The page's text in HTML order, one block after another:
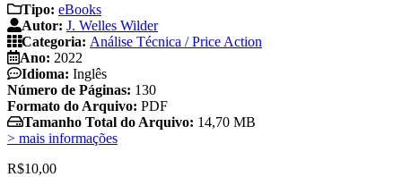
Tipo: eBooks
Autor: J. Welles Wilder
Categoria: Análise Técnica / Price Action
Ano: 2022
Idioma: Inglês
Número de Páginas: 130
Formato do Arquivo: PDF
Tamanho Total do Arquivo: 14,70 MB
> mais informações
R$10,00